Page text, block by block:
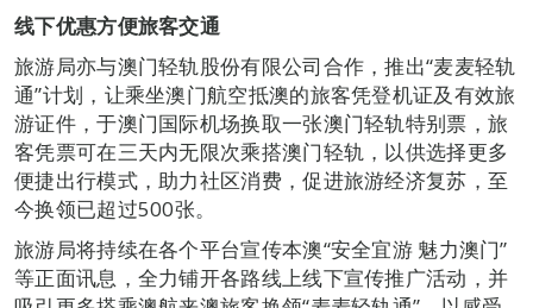
线下优惠方便旅客交通
旅游局亦与澳门轻轨股份有限公司合作，推出“麦麦轻轨
通”计划，让乘坐澳门航空抵澳的旅客凭登机证及有效旅
游证件，于澳门国际机场换取一张澳门轻轨特别票，旅
客凭票可在三天内无限次乘搭澳门轻轨，以供选择更多
便捷出行模式，助力社区消费，促进旅游经济复苏，至
今换领已超过500张。
旅游局将持续在各个平台宣传本澳“安全宜游 魅力澳门”
等正面讯息，全力铺开各路线上线下宣传推广活动，并